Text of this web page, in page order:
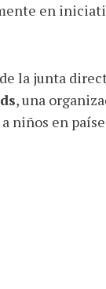
en
la junta
, una
niños en